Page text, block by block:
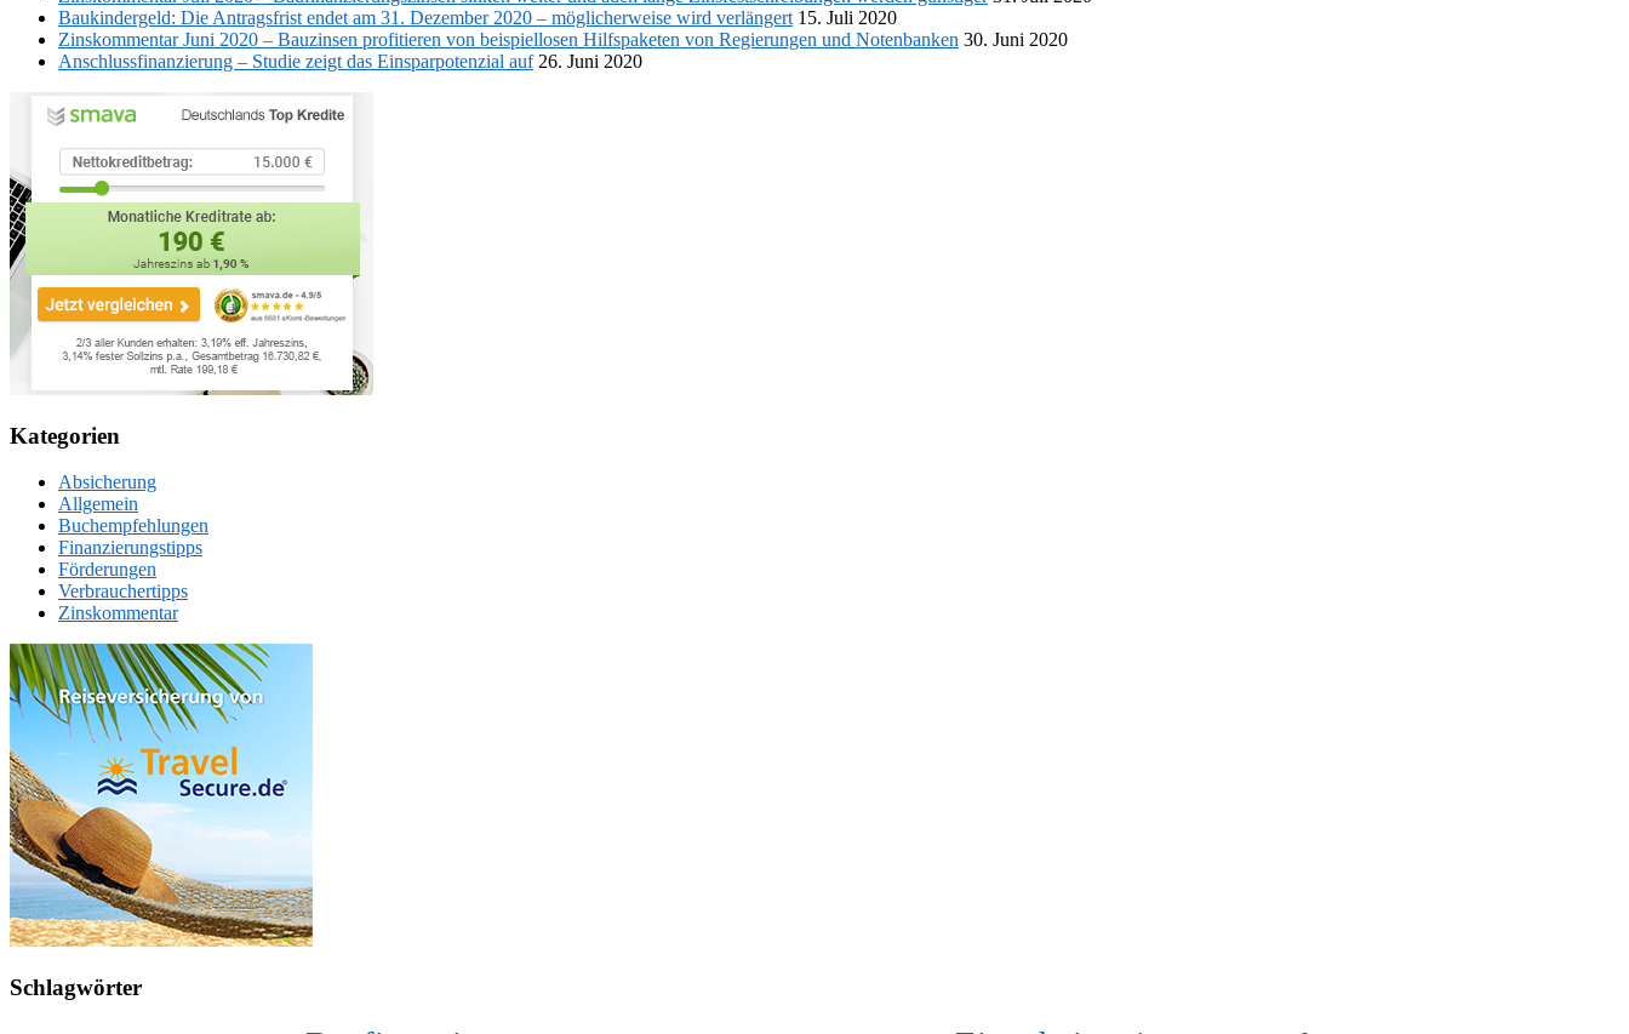
Baukindergeld: Die Antragsfrist endet am 31. Dezember 2020 – möglicherweise wird verlängert 15. Juli 2020
Zinskommentar Juni 2020 – Bauzinsen profitieren von beispiellosen Hilfspaketen von Regierungen und Notenbanken 30. Juni 2020
Anschlussfinanzierung – Studie zeigt das Einsparpotenzial auf 26. Juni 2020
Kategorien
Absicherung
Allgemein
Buchempfehlungen
Finanzierungstipps
Förderungen
Verbrauchertipps
Zinskommentar
Schlagwörter